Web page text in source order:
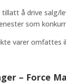
tillatt å drive salg/
som
varer omfattes
– Force